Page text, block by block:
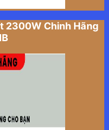
2300W Chinh Hãng